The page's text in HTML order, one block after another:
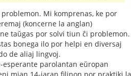
Mi komprenas, ke por
(koncerne la anglan)
taŭgas por solvi tiun ĉi problemon.
bonega ilo por helpi en diversaj
de aliaj lingvoj.
esperante parolantan eŭropan